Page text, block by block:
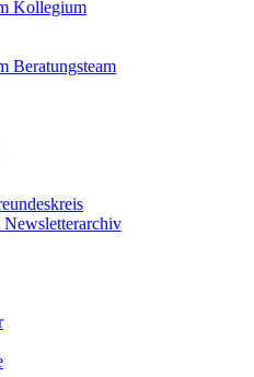
Kollegium
Beratungsteam
Newsletterarchiv